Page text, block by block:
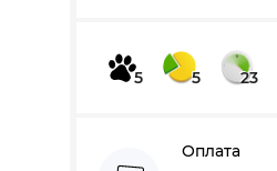
5 5 23
Оплата